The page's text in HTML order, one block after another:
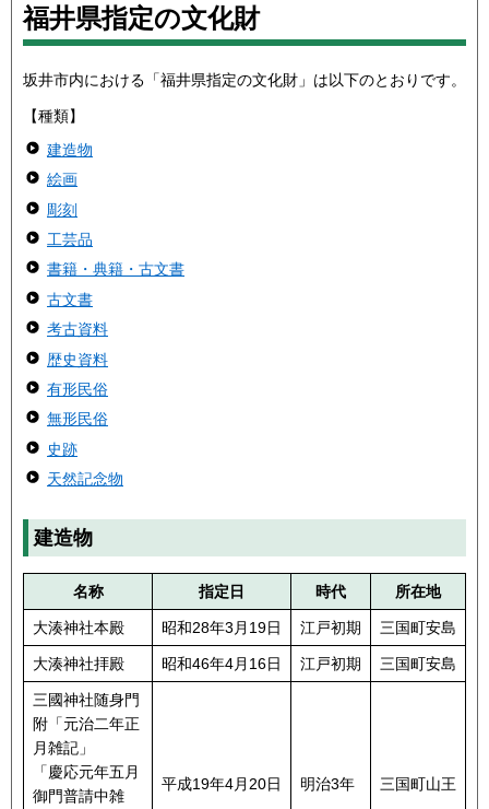
福井県指定の文化財
坂井市内における「福井県指定の文化財」は以下のとおりです。
【種類】
建造物
絵画
彫刻
工芸品
書籍・典籍・古文書
古文書
考古資料
歴史資料
有形民俗
無形民俗
史跡
天然記念物
建造物
名称 指定日 時代 所在地
大湊神社本殿 昭和28年3月19日 江戸初期 三国町安島
大湊神社拝殿 昭和46年4月16日 江戸初期 三国町安島
三國神社随身門
附「元治二年正
月雑記」
「慶応元年五月
御門普請中雑
平成19年4月20日 明治3年 三国町山王